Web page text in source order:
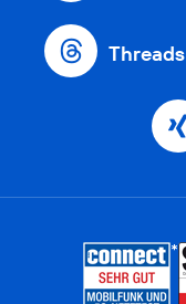
Threads